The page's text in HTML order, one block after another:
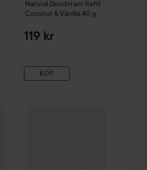
Natural Deodorant Refill
Coconut & Vanilla 40 g
119 kr
KÖP